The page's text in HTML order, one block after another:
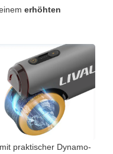
erhöhten
praktischer Dynamo-